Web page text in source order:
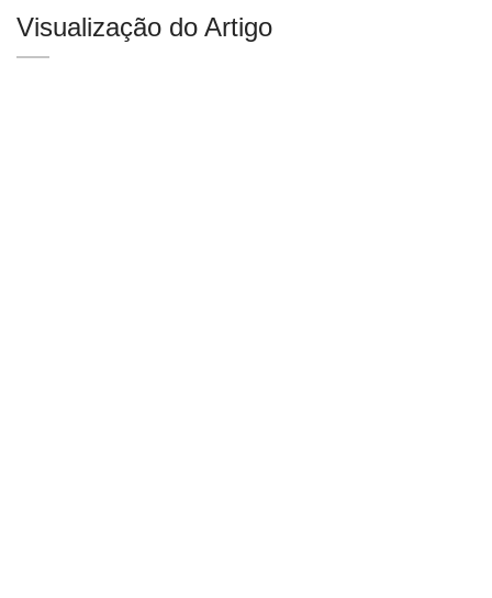
Visualização do Artigo